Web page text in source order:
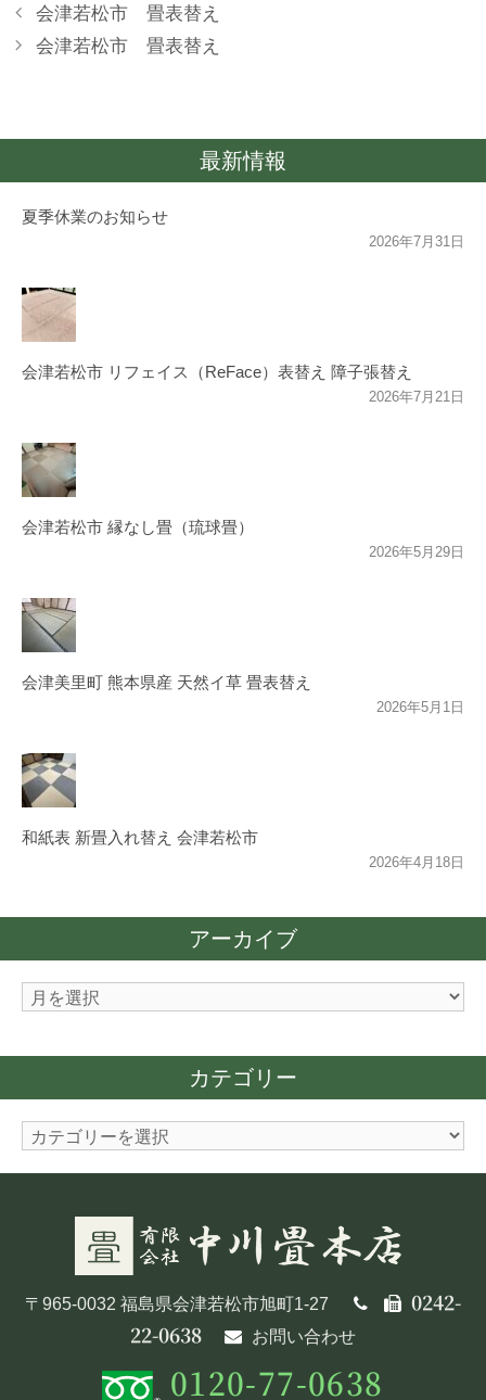
会津若松市 畳表替え
会津若松市 畳表替え
最新情報
夏季休業のお知らせ
2026年7月31日
会津若松市 リフェイス（ReFace）表替え 障子張替え
2026年7月21日
会津若松市 縁なし畳（琉球畳）
2026年5月29日
会津美里町 熊本県産 天然イ草 畳表替え
2026年5月1日
和紙表 新畳入れ替え 会津若松市
2026年4月18日
アーカイブ
ア
カ
カテゴリー
カ
〒965-0032 福島県会津若松市旭町1-27
0242-
22-0638
お問い合わせ
0120-77-0638